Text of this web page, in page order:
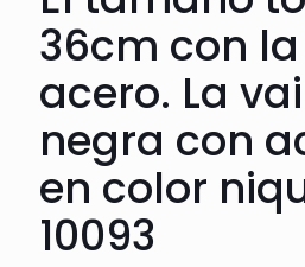
36cm con
acero. La
negra con
en color
10093